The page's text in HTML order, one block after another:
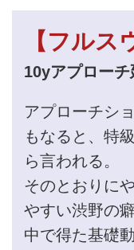
【フルス
10yアプローチ
アプローチシ
もなると、特
ら言われる。
そのとおりに
やすい渋野の
中で得た基礎